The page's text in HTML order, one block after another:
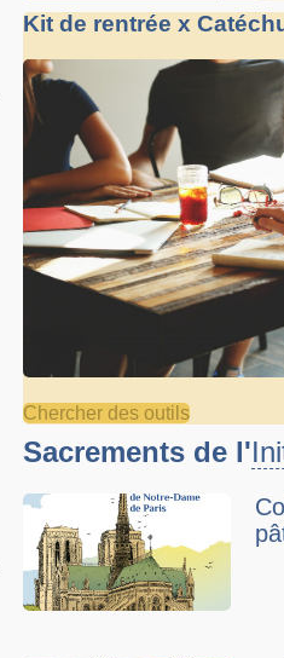
Kit de rentrée x
Chercher des outils
Sacrements de l'